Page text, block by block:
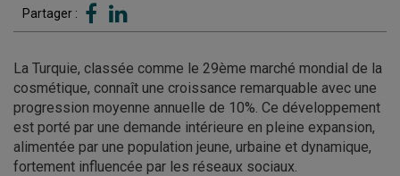
Partager :
La Turquie, classée comme le 29ème marché mondial de la
cosmétique, connaît une croissance remarquable avec une
progression moyenne annuelle de 10%. Ce développement
est porté par une demande intérieure en pleine expansion,
alimentée par une population jeune, urbaine et dynamique,
fortement influencée par les réseaux sociaux.